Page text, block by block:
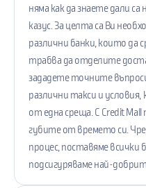
няма как да знаете дали
казус. За целта са Ви
различни банки, които да
трабва да отделите
зададете точните
различни такси и
от една среща. С Credit
губите от времето си.
процес, поставяме всички
подсигуряваме най-